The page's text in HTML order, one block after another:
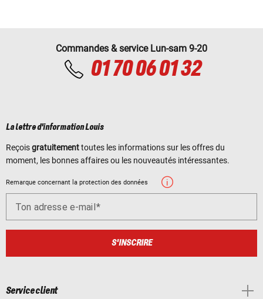
Commandes & service Lun-sam 9-20
01 70 06 01 32
La lettre d'information Louis
Reçoisgratuitementtoutes les informations sur les offres du
moment, les bonnes affaires ou les nouveautés intéressantes.
Remarque concernant la protection des données
Ton adresse e-mail
S'INSCRIRE
Service client